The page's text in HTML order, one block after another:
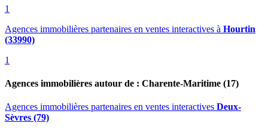
1
Agences immobilières partenaires en ventes interactives à Hourtin
(33990)
1
Agences immobilières autour de : Charente-Maritime (17)
Agences immobilières partenaires en ventes interactives Deux-
Sèvres (79)